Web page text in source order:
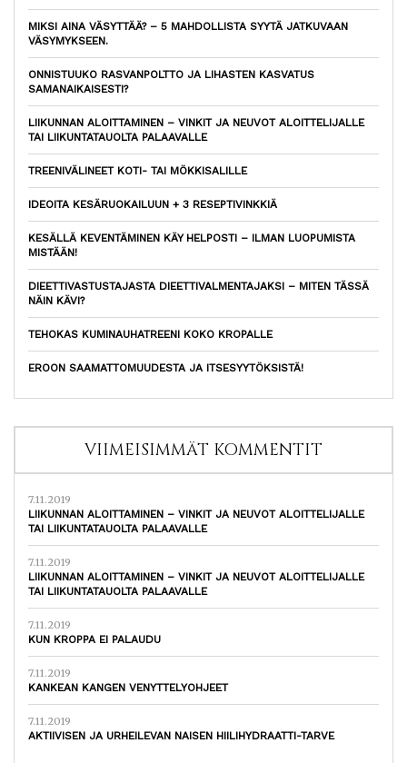
MIKSI AINA VÄSYTTÄÄ? – 5 MAHDOLLISTA SYYTÄ JATKUVAAN
VÄSYMYKSEEN.
ONNISTUUKO RASVANPOLTTO JA LIHASTEN KASVATUS
SAMANAIKAISESTI?
LIIKUNNAN ALOITTAMINEN – VINKIT JA NEUVOT ALOITTELIJALLE
TAI LIIKUNTATAUOLTA PALAAVALLE
TREENIVÄLINEET KOTI- TAI MÖKKISALILLE
IDEOITA KESÄRUOKAILUUN + 3 RESEPTIVINKKIÄ
KESÄLLÄ KEVENTÄMINEN KÄY HELPOSTI – ILMAN LUOPUMISTA
MISTÄÄN!
DIEETTIVASTUSTAJASTA DIEETTIVALMENTAJAKSI – MITEN TÄSSÄ
NÄIN KÄVI?
TEHOKAS KUMINAUHATREENI KOKO KROPALLE
EROON SAAMATTOMUUDESTA JA ITSESYYTÖKSISTÄ!
VIIMEISIMMÄT KOMMENTIT
7.11.2019
LIIKUNNAN ALOITTAMINEN – VINKIT JA NEUVOT ALOITTELIJALLE
TAI LIIKUNTATAUOLTA PALAAVALLE
7.11.2019
LIIKUNNAN ALOITTAMINEN – VINKIT JA NEUVOT ALOITTELIJALLE
TAI LIIKUNTATAUOLTA PALAAVALLE
7.11.2019
KUN KROPPA EI PALAUDU
7.11.2019
KANKEAN KANGEN VENYTTELYOHJEET
7.11.2019
AKTIIVISEN JA URHEILEVAN NAISEN HIILIHYDRAATTI-TARVE